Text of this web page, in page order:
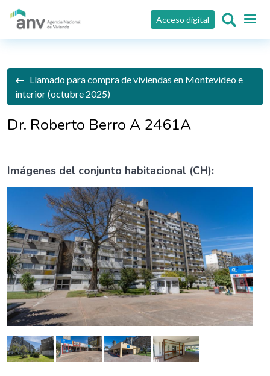
Pasar al contenido principal
Acceso digital
Llamado para compra de viviendas en Montevideo e
interior (octubre 2025)
Dr. Roberto Berro A 2461A
Imágenes del conjunto habitacional (CH):